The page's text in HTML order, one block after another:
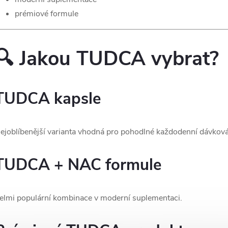
prémiové formule
Jakou TUDCA vybrat?
kapsle
varianta vhodná pro pohodlné každodenní
+ NAC formule
populární kombinace v moderní suplementaci.